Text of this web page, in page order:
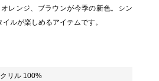
レンジ、ブラウンが今季の新色。シン
ルが楽しめるアイテムです。
リル 100%